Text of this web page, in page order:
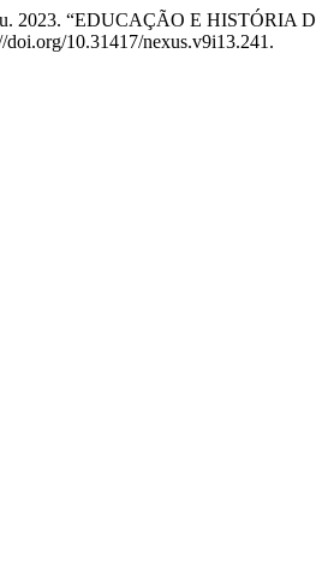
2023. “EDUCAÇÃO E
10.31417/nexus.v9i13.241.